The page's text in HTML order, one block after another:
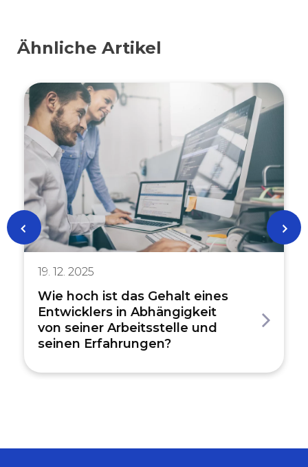
Ähnliche Artikel
19. 12. 2025
Wie hoch ist das Gehalt eines
Entwicklers in Abhängigkeit
von seiner Arbeitsstelle und
seinen Erfahrungen?